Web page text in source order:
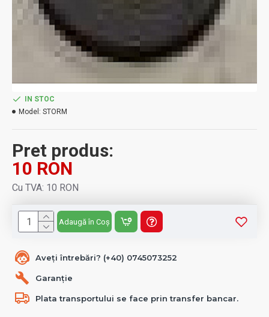
Aveți întrebări? (+40) 0745073252
Garanție
Plata transportului se face prin transfer bancar.
Pret produs:
10 RON
Cu TVA: 10 RON
IN STOC
Model: STORM
Adaugă în Coș